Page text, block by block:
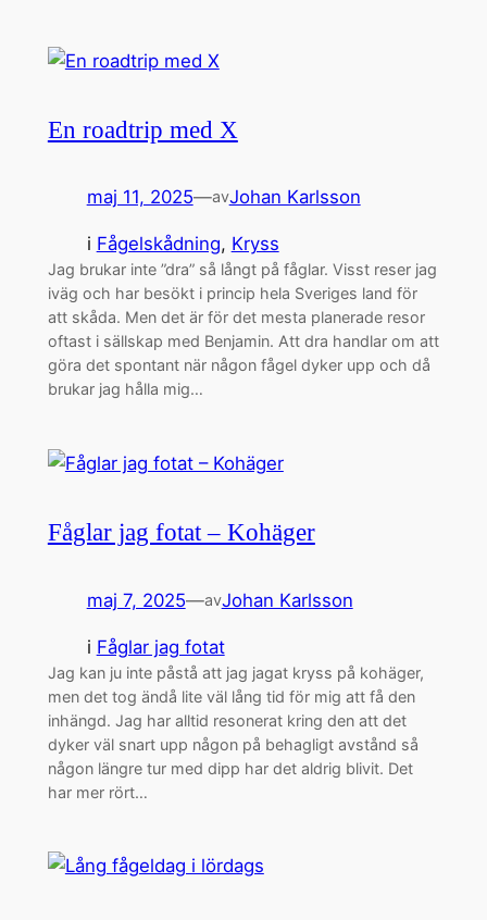
En roadtrip med X
maj 11, 2025—avJohan Karlsson
i Fågelskådning, Kryss
Jag brukar inte ”dra” så långt på fåglar. Visst reser jag
iväg och har besökt i princip hela Sveriges land för
att skåda. Men det är för det mesta planerade resor
oftast i sällskap med Benjamin. Att dra handlar om att
göra det spontant när någon fågel dyker upp och då
brukar jag hålla mig…
Fåglar jag fotat – Kohäger
maj 7, 2025—avJohan Karlsson
i Fåglar jag fotat
Jag kan ju inte påstå att jag jagat kryss på kohäger,
men det tog ändå lite väl lång tid för mig att få den
inhängd. Jag har alltid resonerat kring den att det
dyker väl snart upp någon på behagligt avstånd så
någon längre tur med dipp har det aldrig blivit. Det
har mer rört…